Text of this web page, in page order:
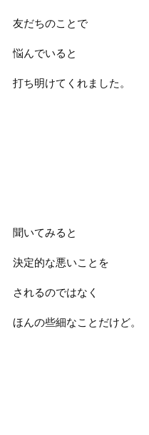
友だちのことで
悩んでいると
打ち明けてくれました。
聞いてみると
決定的な悪いことを
されるのではなく
ほんの些細なことだけど。